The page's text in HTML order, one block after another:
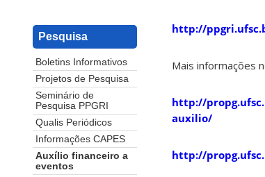
Pesquisa
Boletins Informativos
Projetos de Pesquisa
Seminário de
Pesquisa PPGRI
Qualis Periódicos
Informações CAPES
Auxílio financeiro a
eventos
http://
Mais informações
http://
auxilio/
http://